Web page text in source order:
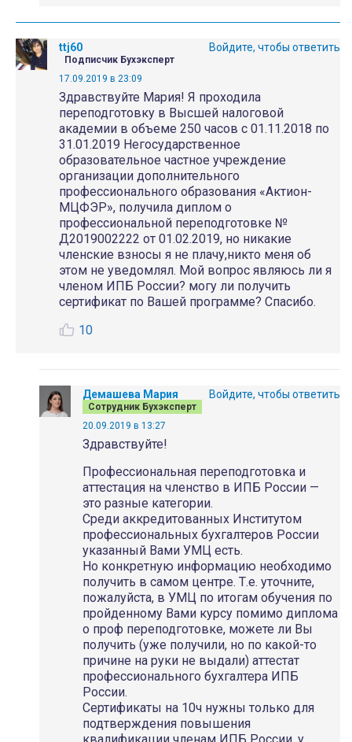
ttj60
Подписчик Бухэксперт
17.09.2019 в 23:09
Здравствуйте Мария! Я проходила
переподготовку в Высшей налоговой
академии в объеме 250 часов с 01.11.2018 по
31.01.2019 Негосударственное
образовательное частное учреждение
организации дополнительного
профессионального образования «Актион-
МЦФЭР», получила диплом о
профессиональной переподготовке №
Д2019002222 от 01.02.2019, но никакие
членские взносы я не плачу,никто меня об
этом не уведомлял. Мой вопрос являюсь ли я
членом ИПБ России? могу ли получить
сертификат по Вашей программе? Спасибо.
10
Войдите, чтобы ответить
Демашева Мария
Сотрудник Бухэксперт
20.09.2019 в 13:27
Здравствуйте!
Профессиональная переподготовка и
аттестация на членство в ИПБ России —
это разные категории.
Среди аккредитованных Институтом
профессиональных бухгалтеров России
указанный Вами УМЦ есть.
Но конкретную информацию необходимо
получить в самом центре. Т.е. уточните,
пожалуйста, в УМЦ по итогам обучения по
пройденному Вами курсу помимо диплома
о проф переподготовке, можете ли Вы
получить (уже получили, но по какой-то
причине на руки не выдали) аттестат
профессионального бухгалтера ИПБ
России.
Сертификаты на 10ч нужны только для
подтверждения повышения
Войдите, чтобы ответить